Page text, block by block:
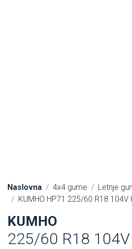
Naslovna 4x4 gume Letnje
KUMHO HP71 225/60 R18 104V
KUMHO
225/60 R18 104V